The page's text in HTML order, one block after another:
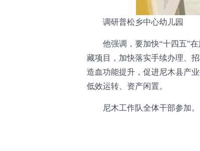
调研普松乡中心幼儿园
他强调，要加快“十四五”
藏项目，加快落实手续办理、
造血功能提升，促进尼木县产
低效运转、资产闲置。
尼木工作队全体干部参加。